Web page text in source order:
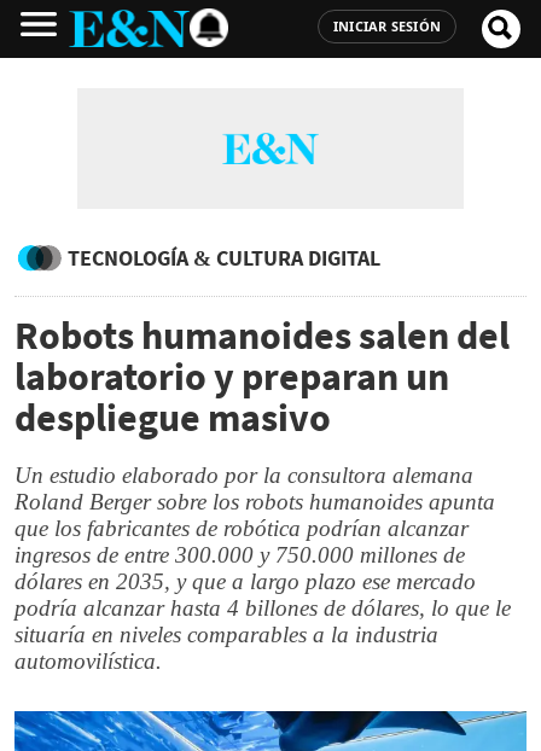
INICIAR SESIÓN
TECNOLOGÍA & CULTURA DIGITAL
Robots humanoides salen del
laboratorio y preparan un
despliegue masivo
Un estudio elaborado por la consultora alemana
Roland Berger sobre los robots humanoides apunta
que los fabricantes de robótica podrían alcanzar
ingresos de entre 300.000 y 750.000 millones de
dólares en 2035, y que a largo plazo ese mercado
podría alcanzar hasta 4 billones de dólares, lo que le
situaría en niveles comparables a la industria
automovilística.